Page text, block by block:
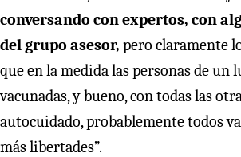
conversando con expertos, con
del grupo asesor, pero claramente
que en la medida las personas de un
vacunadas, y bueno, con todas las
autocuidado, probablemente todos
más libertades”.